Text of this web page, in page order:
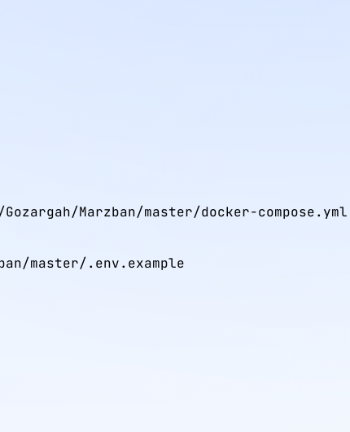
Marzban/master/docker-compose.yml
master/.env.example